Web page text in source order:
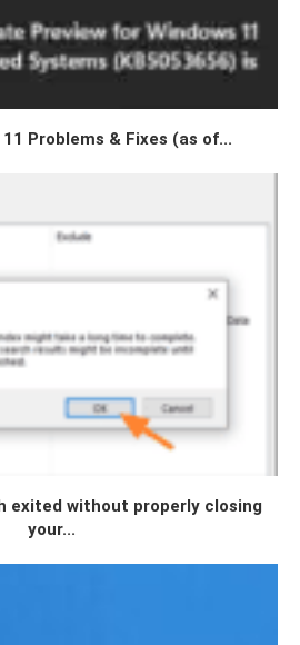
Problems & Fixes (as of...
exited without properly closing
your...